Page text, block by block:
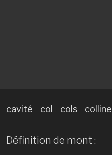
cavité col cols colline
Définition de mont :